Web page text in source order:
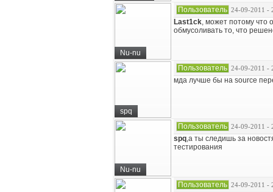
Nu-nu
Пользователь 24-09-2011 -
Last1ck, может потому что
обмусоливать то, что
spq
Пользователь 24-09-2011 -
мда лучше бы на source
Nu-nu
Пользователь 24-09-2011 -
spq,а ты следишь за
тестирования
Пользователь 24-09-2011 -